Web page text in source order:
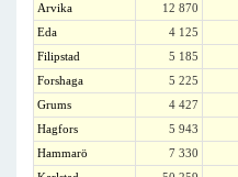
Arvika
12 870
Eda
4 125
Filipstad
5 185
Forshaga
5 225
Grums
4 427
Hagfors
5 943
Hammarö
7 330